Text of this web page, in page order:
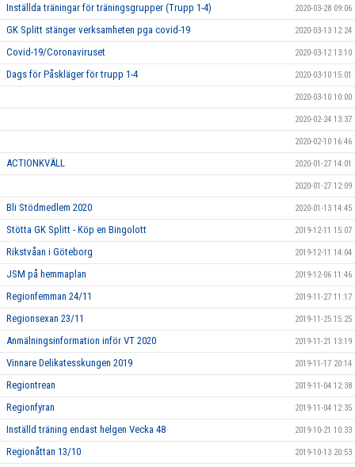
Inställda träningar för träningsgrupper (Trupp 1-4) 2020-03-28 09:06
GK Splitt stänger verksamheten pga covid-19 2020-03-13 12:24
Covid-19/Coronaviruset 2020-03-12 13:10
Dags för Påskläger för trupp 1-4 2020-03-10 15:01
2020-03-10 10:00
2020-02-24 13:37
2020-02-10 16:46
ACTIONKVÄLL 2020-01-27 14:01
2020-01-27 12:09
Bli Stödmedlem 2020 2020-01-13 14:45
Stötta GK Splitt - Köp en Bingolott 2019-12-11 15:07
Rikstvåan i Göteborg 2019-12-11 14:04
JSM på hemmaplan 2019-12-06 11:46
Regionfemman 24/11 2019-11-27 11:17
Regionsexan 23/11 2019-11-25 15:25
Anmälningsinformation inför VT 2020 2019-11-21 13:19
Vinnare Delikatesskungen 2019 2019-11-17 20:14
Regiontrean 2019-11-04 12:38
Regionfyran 2019-11-04 12:35
Inställd träning endast helgen Vecka 48 2019-10-21 10:33
Regionåttan 13/10 2019-10-13 20:53